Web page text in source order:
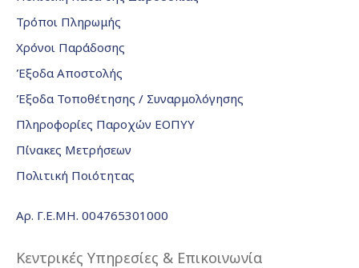
Τρόποι Πληρωμής
Χρόνοι Παράδοσης
Έξοδα Αποστολής
Έξοδα Τοποθέτησης / Συναρμολόγησης
Πληροφορίες Παροχών ΕΟΠΥΥ
Πίνακες Μετρήσεων
Πολιτική Ποιότητας
Αρ. Γ.Ε.ΜΗ. 004765301000
Κεντρικές Υπηρεσίες & Επικοινωνία